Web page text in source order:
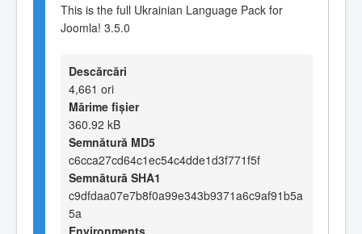
This is the full Ukrainian Language Pack for
Joomla! 3.5.0
Descărcări
4,661 ori
Mărime fișier
360.92 kB
Semnătură MD5
c6cca27cd64c1ec54c4dde1d3f771f5f
Semnătură SHA1
c9dfdaa07e7b8f0a99e343b9371a6c9af91b5a
5a
Environments